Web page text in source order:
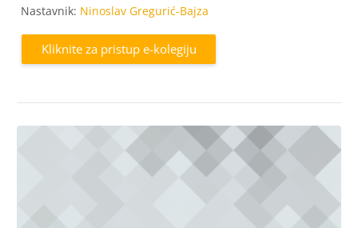
Nastavnik: Ninoslav Gregurić-Bajza
Kliknite za pristup e-kolegiju